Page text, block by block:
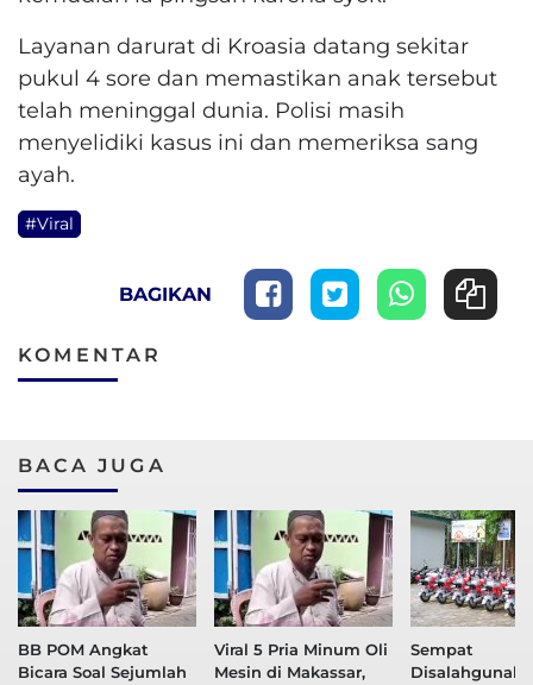
Layanan darurat di Kroasia datang sekitar
pukul 4 sore dan memastikan anak tersebut
telah meninggal dunia. Polisi masih
menyelidiki kasus ini dan memeriksa sang
ayah.
#Viral
BAGIKAN
KOMENTAR
BACA JUGA
BB POM Angkat
Bicara Soal Sejumlah
Viral 5 Pria Minum Oli
Mesin di Makassar,
Sempat